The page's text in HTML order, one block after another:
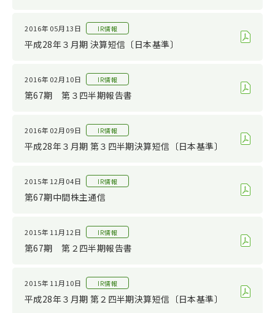
2014
2016年05月13日 IR情報
平成28年３月期 決算短信〔日本基準〕
2016年02月10日 IR情報
第67期 第３四半期報告書
2016年02月09日 IR情報
平成28年３月期 第３四半期決算短信〔日本基準〕
2015年12月04日 IR情報
第67期中間株主通信
2015年11月12日 IR情報
第67期 第２四半期報告書
2015年11月10日 IR情報
平成28年３月期 第２四半期決算短信〔日本基準〕